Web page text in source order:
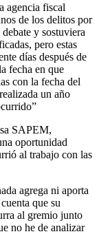
agencia fiscal
de los delitos por
y sostuviera
pero estas
días después de
fecha en que
con la fecha del
un año
SAPEM,
oportunidad
al trabajo con las
agrega ni aporta
que su
al gremio junto
no he de analizar